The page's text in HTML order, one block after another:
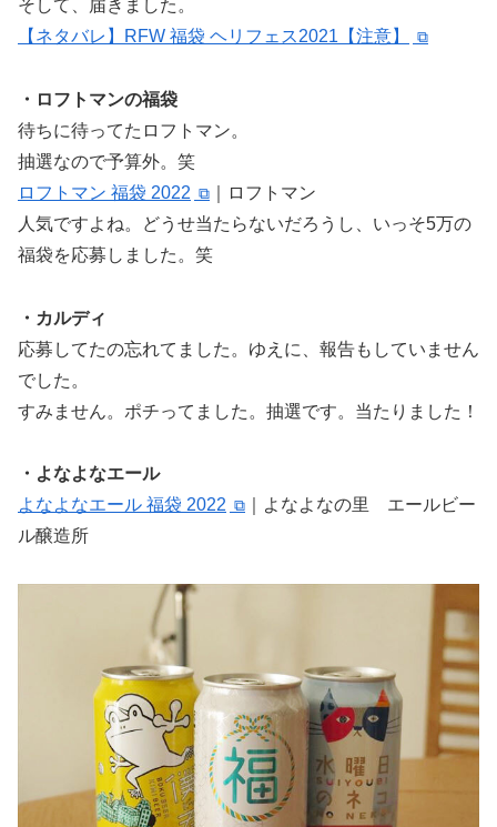
そして、届きました。
【ネタバレ】RFW 福袋 ヘリフェス2021【注意】
・ロフトマンの福袋
待ちに待ってたロフトマン。
抽選なので予算外。笑
ロフトマン 福袋 2022
｜ロフトマン
人気ですよね。どうせ当たらないだろうし、いっそ5万の
福袋を応募しました。笑
・カルディ
応募してたの忘れてました。ゆえに、報告もしていません
でした。
すみません。ポチってました。抽選です。当たりました！
・よなよなエール
よなよなエール 福袋 2022
｜よなよなの里 エールビー
ル醸造所